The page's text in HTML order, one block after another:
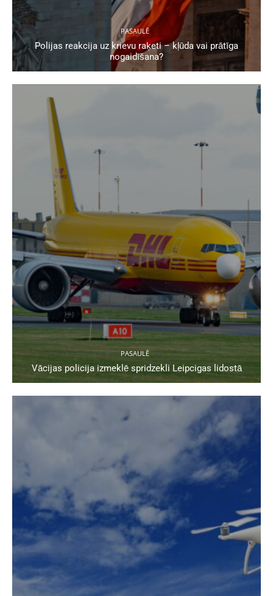
PASAULĒ
Polijas reakcija uz krievu raķeti – kļūda vai prātīga
nogaidīšana?
PASAULĒ
Vācijas policija izmeklē spridzekli Leipcigas lidostā